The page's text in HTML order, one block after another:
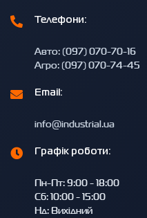
Телефони:
Авто: (097) 070-70-16
Агро: (097) 070-74-45
Email:
info@industrial.ua
Графік роботи:
Пн-Пт: 9:00 - 18:00
Сб: 10:00 - 15:00
Нд: Вихідний